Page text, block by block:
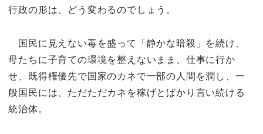
行政の形は、どう変わるのでしょう。
国民に見えない毒を盛って「静かな暗殺」を続け、
母たちに子育ての環境を整えないまま、仕事に行か
せ、既得権優先で国家のカネで一部の人間を潤し、一
般国民には、ただただカネを稼げとばかり言い続ける
統治体。